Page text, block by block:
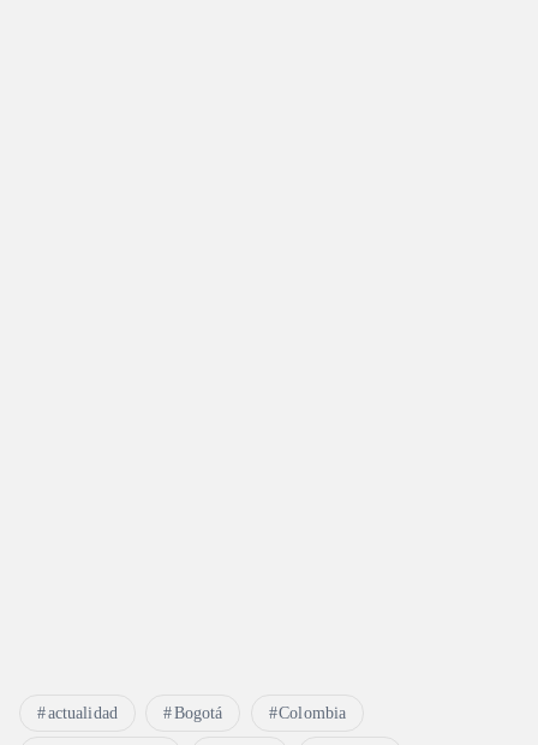
actualidad Bogotá Colombia